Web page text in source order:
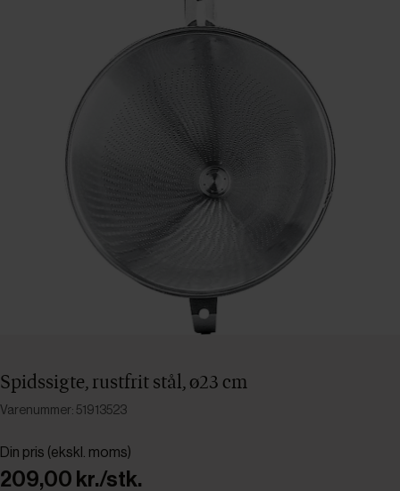
Spidssigte, rustfrit stål, ø23 cm
Varenummer: 51913523
Din pris (ekskl. moms)
209,00 kr./stk.